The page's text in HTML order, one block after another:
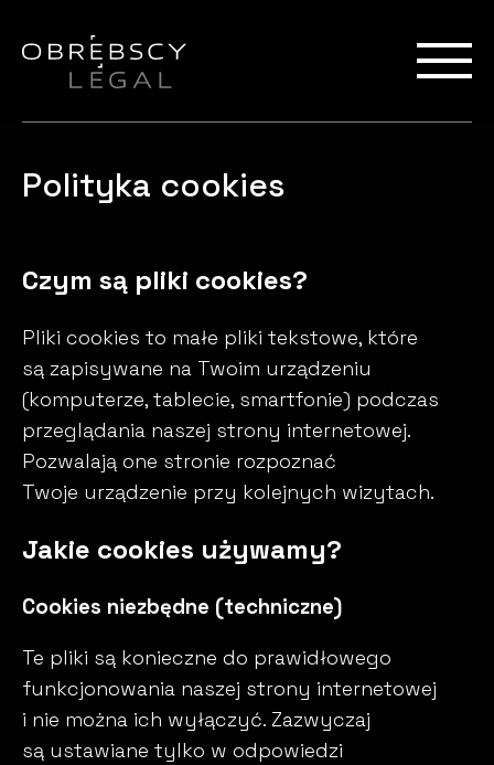
Polityka cookies
Czym są pliki cookies?
Pliki cookies to małe pliki tekstowe, które
są zapisywane na Twoim urządzeniu
(komputerze, tablecie, smartfonie) podczas
przeglądania naszej strony internetowej.
Pozwalają one stronie rozpoznać
Twoje urządzenie przy kolejnych wizytach.
Jakie cookies używamy?
Cookies niezbędne (techniczne)
Te pliki są konieczne do prawidłowego
funkcjonowania naszej strony internetowej
i nie można ich wyłączyć. Zazwyczaj
są ustawiane tylko w odpowiedzi